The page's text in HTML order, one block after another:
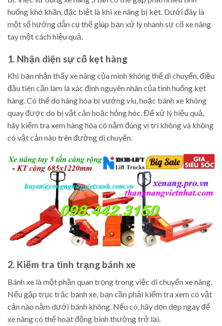
huống khó khăn, đặc biệt là khi xe nâng bị kẹt. Dưới đây là
một số hướng dẫn cụ thể giúp bạn xử lý nhanh sự cố xe nâng
tay một cách hiệu quả.
1. Nhận diện sự cố kẹt hàng
Khi bạn nhận thấy xe nâng của mình không thể di chuyển, điều
đầu tiên cần làm là xác định nguyên nhân của tình huống kẹt
hàng. Có thể do hàng hóa bị vướng víu, hoặc bánh xe không
quay được do bị vật cản hoặc hỏng hóc. Để xử lý hiệu quả,
hãy kiểm tra xem hàng hóa có nằm đúng vị trí không và không
có vật cản nào trên đường di chuyển.
2. Kiểm tra tình trạng bánh xe
Bánh xe là một phần quan trọng trong việc di chuyển xe nâng.
Nếu gặp trục trặc bánh xe, bạn cần phải kiểm tra xem có vật
cản nào nằm dưới bánh không. Nếu có, hãy dọn dẹp ngay để
xe nâng có thể hoạt động bình thường trở lại.